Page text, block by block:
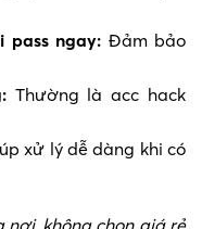
pass ngay: Đảm bảo
Thường là acc hack
xử lý dễ dàng khi có